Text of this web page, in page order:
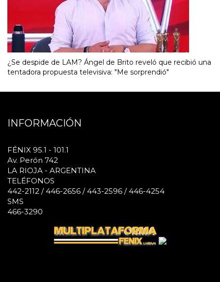
¿Se despide de LAM? Ángel de Brito reveló que recibió una
tentadora propuesta televisiva: "Me sorprendió"
INFORMACIÓN
FÉNIX 95.1 - 101.1
Av. Perón 742
LA RIOJA - ARGENTINA
TELÉFONOS
442-2112 / 446-2656 / 443-2596 / 446-4254
SMS
466-3290